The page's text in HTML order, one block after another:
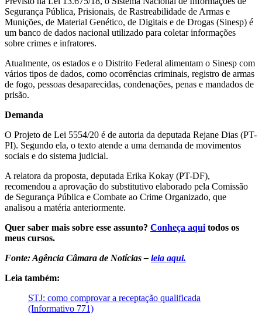
Segurança Pública, Prisionais, de Rastreabilidade de Armas e
Munições, de Material Genético, de Digitais e de Drogas (Sinesp) é
um banco de dados nacional utilizado para coletar informações
sobre crimes e infratores.
Atualmente, os estados e o Distrito Federal alimentam o Sinesp com
vários tipos de dados, como ocorrências criminais, registro de armas
de fogo, pessoas desaparecidas, condenações, penas e mandados de
prisão.
Demanda
O Projeto de Lei 5554/20 é de autoria da deputada Rejane Dias (PT-
PI). Segundo ela, o texto atende a uma demanda de movimentos
sociais e do sistema judicial.
A relatora da proposta, deputada Erika Kokay (PT-DF),
recomendou a aprovação do substitutivo elaborado pela Comissão
de Segurança Pública e Combate ao Crime Organizado, que
analisou a matéria anteriormente.
Quer saber mais sobre esse assunto? Conheça aqui todos os
meus cursos.
Fonte: Agência Câmara de Notícias – leia aqui.
Leia também:
STJ: como comprovar a receptação qualificada
(Informativo 771)